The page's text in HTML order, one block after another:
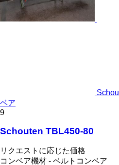
ベア
9
Schouten TBL450-80
リクエストに応じた価格
コンベア機材 - ベルトコンベア